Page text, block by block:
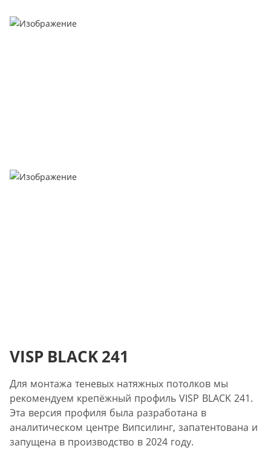
VISP BLACK 241
Для монтажа теневых натяжных потолков мы
рекомендуем крепёжный профиль VISP BLACK 241.
Эта версия профиля была разработана в
аналитическом центре Випсилинг, запатентована и
запущена в производство в 2024 году.